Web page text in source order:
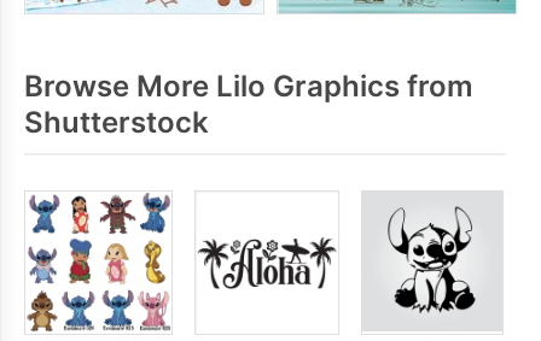
Browse More Lilo Graphics from
Shutterstock